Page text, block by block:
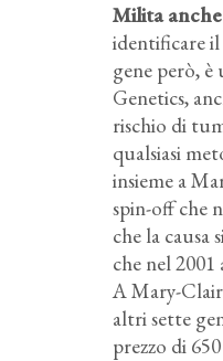
Milita anche
identificare il
gene però,
Genetics,
rischio di
qualsiasi
insieme a
spin-off che
che la
che nel
A Mary-
altri sette
prezzo di